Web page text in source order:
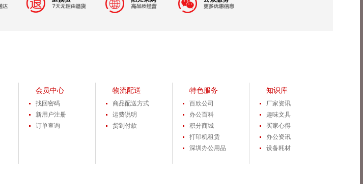
会员中心
找回密码
新用户注册
订单查询
物流配送
商品配送方式
运费说明
货到付款
特色服务
百欣公司
办公百科
积分商城
打印机租赁
深圳办公用品
知识库
厂家资讯
趣味文具
买家心得
办公资讯
设备耗材